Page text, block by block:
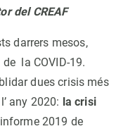
del CREAF
darrers mesos,
la COVID-19.
dues crisis més
any 2020: la crisi
2019 de